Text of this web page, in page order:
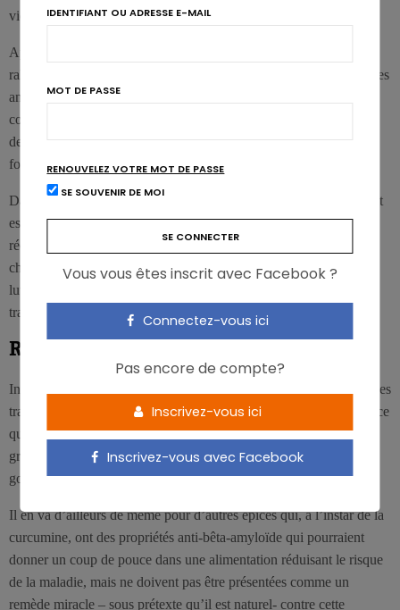
vie.
Après quatre mois, les chercheurs ont observé un remarquable
ralentissement de la maladie. Le niveau d’activité et la longévité des
animaux exposés à l’extrait de cannelle étaient devenus
comparables à ceux des animaux sains. Pour le Prof. Ovadia, un
des auteurs, ces résultats sont dus à l’effet de l’extrait sur la
formation de la bâta-amyloïde.
Dans un modèle in vitro, l’équipe a d’ailleurs montré que le CEppt
est capable de dégrader des fibres d’amyloïde similaires à celles
récoltées dans le cerveau et qui tuent les neurones. Selon les
chercheurs, cette découverte ouvre non seulement des portes pour
lutter contre le développement de l’affection, mais aussi dans son
traitement.
Remède miracle?
Inutile cependant de se ruer sur la cannelle, d’une part parce que ces
travaux demandent confirmation chez l’homme et d’autre part parce
que les quantités d’extraits utilisées correspondent à plus de 10
grammes de cannelle crue par jour, ce qui n’est pas pour tous les
goûts.
Il en va d’ailleurs de même pour d’autres épices qui, à l’instar de la
curcumine, ont des propriétés anti-bêta-amyloïde qui pourraient
donner un coup de pouce dans une alimentation réduisant le risque
de la maladie, mais ne doivent pas être présentées comme un
remède miracle – sous prétexte qu’il est naturel- contre cette
IDENTIFIANT OU ADRESSE E-MAIL
MOT DE PASSE
RENOUVELEZ VOTRE MOT DE PASSE
SE SOUVENIR DE MOI
Vous vous êtes inscrit avec Facebook ?
Connectez-vous ici
Pas encore de compte?
Inscrivez-vous ici
Inscrivez-vous avec Facebook